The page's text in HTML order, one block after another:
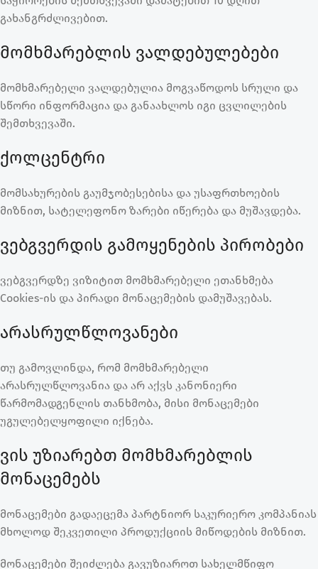
გახანგრძლივებით.
მომხმარებლის ვალდებულებები
მომხმარებელი ვალდებულია მოგვაწოდოს სრული და
სწორი ინფორმაცია და განაახლოს იგი ცვლილების
შემთხვევაში.
ქოლცენტრი
მომსახურების გაუმჯობესებისა და უსაფრთხოების
მიზნით, სატელეფონო ზარები იწერება და მუშავდება.
ვებგვერდის გამოყენების პირობები
ვებგვერდზე ვიზიტით მომხმარებელი ეთანხმება
Cookies-ის და პირადი მონაცემების დამუშავებას.
არასრულწლოვანები
თუ გამოვლინდა, რომ მომხმარებელი
არასრულწლოვანია და არ აქვს კანონიერი
წარმომადგენლის თანხმობა, მისი მონაცემები
უგულებელყოფილი იქნება.
ვის უზიარებთ მომხმარებლის
მონაცემებს
მონაცემები გადაეცემა პარტნიორ საკურიერო კომპანიას
მხოლოდ შეკვეთილი პროდუქციის მიწოდების მიზნით.
მონაცემები შეიძლება გავუზიაროთ სახელმწიფო